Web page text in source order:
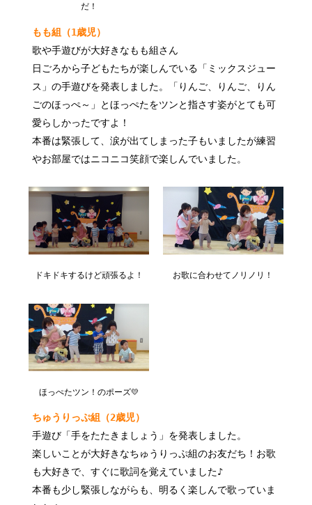
だ！
もも組（1歳児）
歌や手遊びが大好きなもも組さん
日ごろから子どもたちが楽しんでいる「ミックスジュー
ス」の手遊びを発表しました。「りんご、りんご、りん
ごのほっぺ～」とほっぺたをツンと指さす姿がとても可
愛らしかったですよ！
本番は緊張して、涙が出てしまった子もいましたが練習
やお部屋ではニコニコ笑顔で楽しんでいました。
ドキドキするけど頑張るよ！ お歌に合わせてノリノリ！
ほっぺたツン！のポーズ💛
ちゅうりっぷ組（2歳児）
手遊び「手をたたきましょう」を発表しました。
楽しいことが大好きなちゅうりっぷ組のお友だち！お歌
も大好きで、すぐに歌詞を覚えていました♪
本番も少し緊張しながらも、明るく楽しんで歌っていま